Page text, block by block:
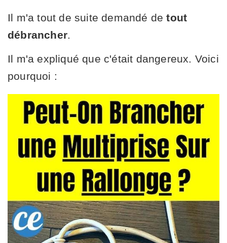
Il m'a tout de suite demandé detout
débrancher
Il m'a expliqué que c'était dangereux. Voici
pourquoi :